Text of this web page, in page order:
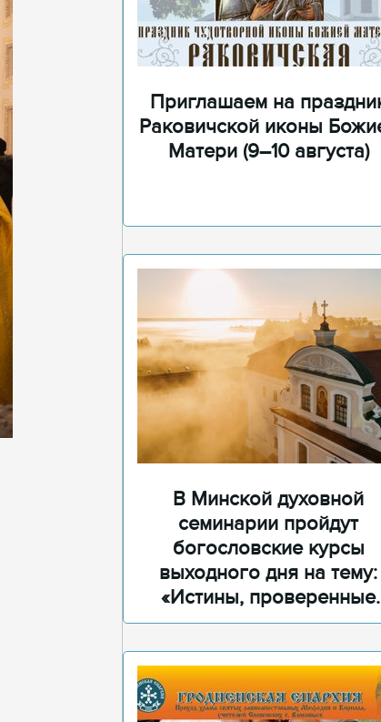
Приглашаем на
Раковичской иконы
Матери (9–10 августа)
В Минской духовной
семинарии пройдут
богословские курсы
выходного дня на тему:
«Истины, проверенные
временем»